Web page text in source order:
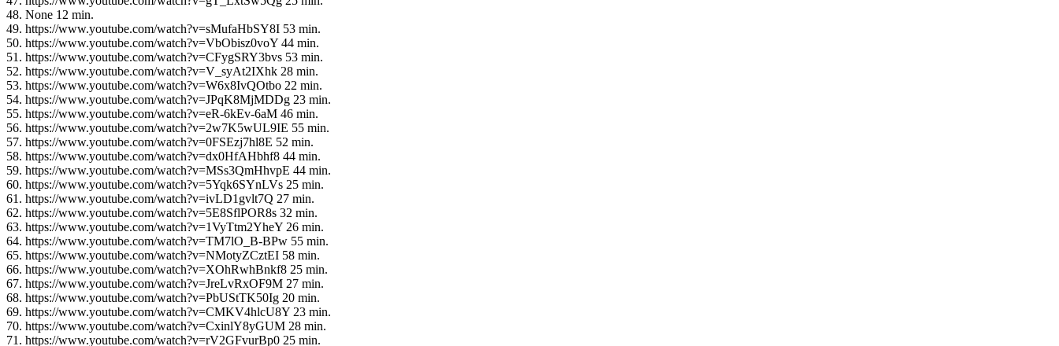
48. None 12 min.
49. https://www.youtube.com/watch?v=sMufaHbSY8I 53 min.
50. https://www.youtube.com/watch?v=VbObisz0voY 44 min.
51. https://www.youtube.com/watch?v=CFygSRY3bvs 53 min.
52. https://www.youtube.com/watch?v=V_syAt2IXhk 28 min.
53. https://www.youtube.com/watch?v=W6x8IvQOtbo 22 min.
54. https://www.youtube.com/watch?v=JPqK8MjMDDg 23 min.
55. https://www.youtube.com/watch?v=eR-6kEv-6aM 46 min.
56. https://www.youtube.com/watch?v=2w7K5wUL9IE 55 min.
57. https://www.youtube.com/watch?v=0FSEzj7hl8E 52 min.
58. https://www.youtube.com/watch?v=dx0HfAHbhf8 44 min.
59. https://www.youtube.com/watch?v=MSs3QmHhvpE 44 min.
60. https://www.youtube.com/watch?v=5Yqk6SYnLVs 25 min.
61. https://www.youtube.com/watch?v=ivLD1gvlt7Q 27 min.
62. https://www.youtube.com/watch?v=5E8SflPOR8s 32 min.
63. https://www.youtube.com/watch?v=1VyTtm2YheY 26 min.
64. https://www.youtube.com/watch?v=TM7lO_B-BPw 55 min.
65. https://www.youtube.com/watch?v=NMotyZCztEI 58 min.
66. https://www.youtube.com/watch?v=XOhRwhBnkf8 25 min.
67. https://www.youtube.com/watch?v=JreLvRxOF9M 27 min.
68. https://www.youtube.com/watch?v=PbUStTK50Ig 20 min.
69. https://www.youtube.com/watch?v=CMKV4hlcU8Y 23 min.
70. https://www.youtube.com/watch?v=CxinlY8yGUM 28 min.
71. https://www.youtube.com/watch?v=rV2GFvurBp0 25 min.